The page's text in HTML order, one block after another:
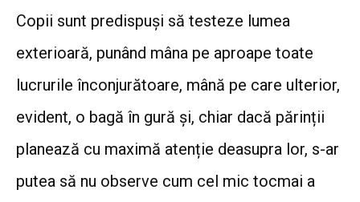
Copii sunt predispuși să testeze lumea
exterioară, punând mâna pe aproape toate
lucrurile înconjurătoare, mână pe care ulterior,
evident, o bagă în gură și, chiar dacă părinții
planează cu maximă atenție deasupra lor, s-ar
putea să nu observe cum cel mic tocmai a